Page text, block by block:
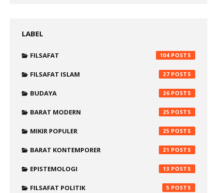
LABEL
FILSAFAT 104
FILSAFAT ISLAM 27
BUDAYA 26
BARAT MODERN 25
MIKIR POPULER 25
BARAT KONTEMPORER 21
EPISTEMOLOGI 13
FILSAFAT POLITIK 5